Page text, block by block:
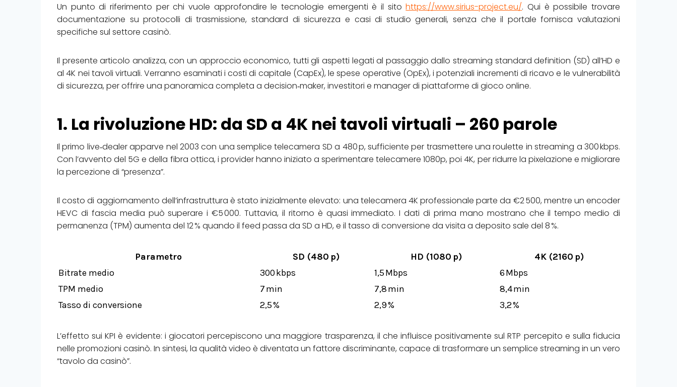
Un punto di riferimento per chi vuole approfondire le tecnologie emergenti è il sitohttps://www.sirius-project.eu/. Qui è possibile trovare
documentazione su protocolli di trasmissione, standard di sicurezza e casi di studio generali, senza che il portale fornisca valutazioni
specifiche sul settore casinò.
Il presente articolo analizza, con un approccio economico, tutti gli aspetti legati al passaggio dallo streaming standard definition (SD) all’HD e
al 4K nei tavoli virtuali. Verranno esaminati i costi di capitale (CapEx), le spese operative (OpEx), i potenziali incrementi di ricavo e le vulnerabilità
di sicurezza, per offrire una panoramica completa a decision‑maker, investitori e manager di piattaforme di gioco online.
1. La rivoluzione HD: da SD a 4K nei tavoli virtuali – 260 parole
Il primo live‑dealer apparve nel 2003 con una semplice telecamera SD a 480 p, sufficiente per trasmettere una roulette in streaming a 300 kbps.
Con l’avvento del 5G e della fibra ottica, i provider hanno iniziato a sperimentare telecamere 1080p, poi 4K, per ridurre la pixelazione e migliorare
la percezione di “presenza”.
Il costo di aggiornamento dell’infrastruttura è stato inizialmente elevato: una telecamera 4K professionale parte da €2 500, mentre un encoder
HEVC di fascia media può superare i €5 000. Tuttavia, il ritorno è quasi immediato. I dati di prima mano mostrano che il tempo medio di
permanenza (TPM) aumenta del 12 % quando il feed passa da SD a HD, e il tasso di conversione da visita a deposito sale del 8 %.
Parametro SD (480 p) HD (1080 p)
4K (2160 p)
Bitrate medio
300 kbps 1,5 Mbps
6 Mbps
TPM medio
7 min 7,8 min
8,4 min
Tasso di conversione
2,5 % 2,9 % 3,2 %
L’effetto sui KPI è evidente: i giocatori percepiscono una maggiore trasparenza, il che influisce positivamente sul RTP percepito e sulla fiducia
nelle promozioni casinò. In sintesi, la qualità video è diventata un fattore discriminante, capace di trasformare un semplice streaming in un vero
“tavolo da casinò”.